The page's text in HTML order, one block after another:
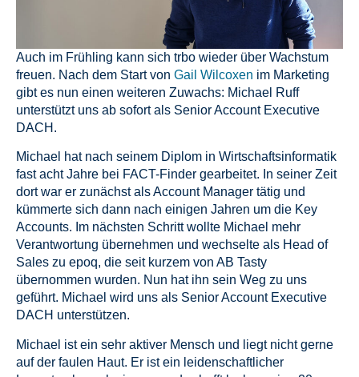
Auch im Frühling kann sich trbo wieder über Wachstum
freuen. Nach dem Start von Gail Wilcoxen im Marketing
gibt es nun einen weiteren Zuwachs: Michael Ruff
unterstützt uns ab sofort als Senior Account Executive
DACH.
Michael hat nach seinem Diplom in Wirtschaftsinformatik
fast acht Jahre bei FACT-Finder gearbeitet. In seiner Zeit
dort war er zunächst als Account Manager tätig und
kümmerte sich dann nach einigen Jahren um die Key
Accounts. Im nächsten Schritt wollte Michael mehr
Verantwortung übernehmen und wechselte als Head of
Sales zu epoq, die seit kurzem von AB Tasty
übernommen wurden. Nun hat ihn sein Weg zu uns
geführt. Michael wird uns als Senior Account Executive
DACH unterstützen.
Michael ist ein sehr aktiver Mensch und liegt nicht gerne
auf der faulen Haut. Er ist ein leidenschaftlicher